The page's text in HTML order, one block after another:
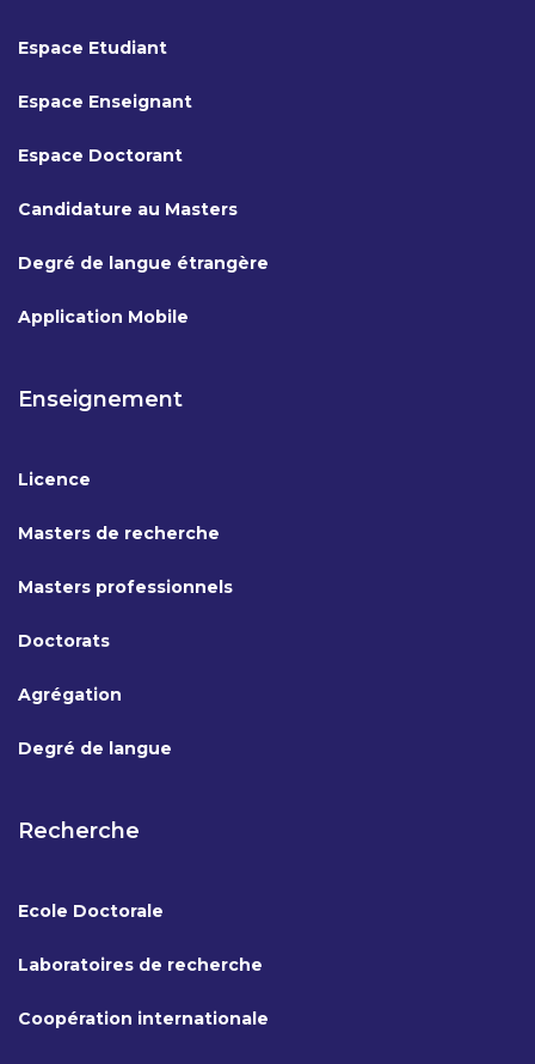
Espace Etudiant
Espace Enseignant
Espace Doctorant
Candidature au Masters
Degré de langue étrangère
Application Mobile
Enseignement
Licence
Masters de recherche
Masters professionnels
Doctorats
Agrégation
Degré de langue
Recherche
Ecole Doctorale
Laboratoires de recherche
Coopération internationale